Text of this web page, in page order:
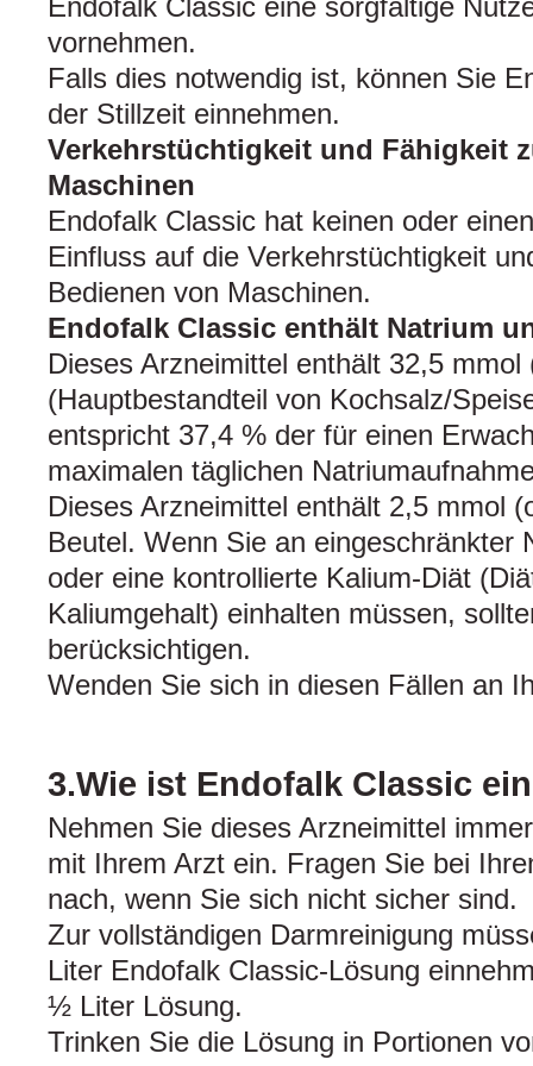
Endofalk Classic eine sorgfältige
vornehmen.
Falls dies notwendig ist, können Sie
der Stillzeit einnehmen.
Verkehrstüchtigkeit und Fähigkeit
Maschinen
Endofalk Classic hat keinen oder
Einfluss auf die Verkehrstüchtigkeit
Bedienen von Maschinen.
Endofalk Classic enthält Natrium
Dieses Arzneimittel enthält 32,5
(Hauptbestandteil von Kochsalz/
entspricht 37,4 % der für einen
maximalen täglichen
Dieses Arzneimittel enthält 2,5 mmol
Beutel. Wenn Sie an eingeschränkter
oder eine kontrollierte Kalium-Diät
Kaliumgehalt) einhalten müssen,
berücksichtigen.
Wenden Sie sich in diesen Fällen an
3.Wie ist Endofalk Classic
Nehmen Sie dieses Arzneimittel
mit Ihrem Arzt ein. Fragen Sie bei
nach, wenn Sie sich nicht sicher sind.
Zur vollständigen Darmreinigung
Liter Endofalk Classic-Lösung
½ Liter Lösung.
Trinken Sie die Lösung in Portionen